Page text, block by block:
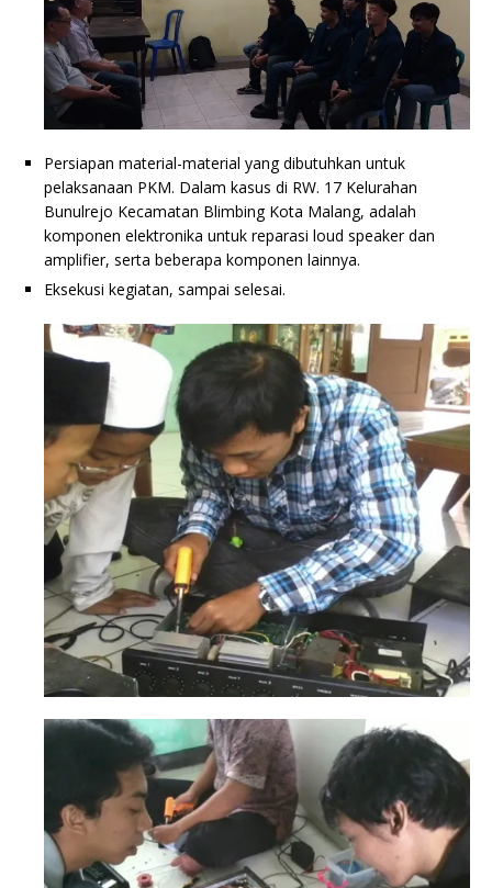
Persiapan material-material yang dibutuhkan untuk
pelaksanaan PKM. Dalam kasus di RW. 17 Kelurahan
Bunulrejo Kecamatan Blimbing Kota Malang, adalah
komponen elektronika untuk reparasi loud speaker dan
amplifier, serta beberapa komponen lainnya.
Eksekusi kegiatan, sampai selesai.